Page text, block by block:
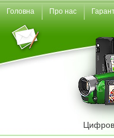
Головна Про нас